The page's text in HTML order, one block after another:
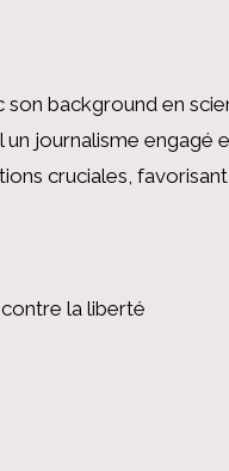
son background en
un journalisme engagé
cruciales,
la liberté